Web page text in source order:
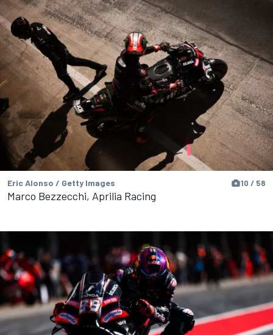
Eric Alonso / Getty Images 10 / 58
Marco Bezzecchi, Aprilia Racing